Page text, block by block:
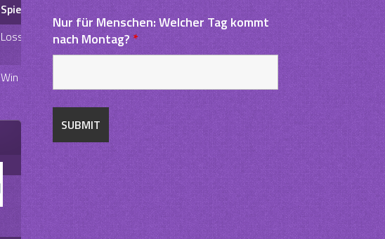
Spielausgang
Loss
Win
Nur für Menschen: Welcher Tag kommt
nach Montag?*